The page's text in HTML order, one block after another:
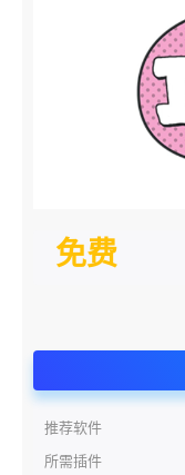
免费
推荐软件
所需插件